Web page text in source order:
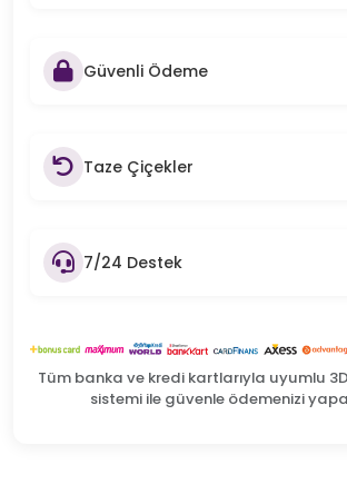
Güvenli Ödeme
Taze Çiçekler
7/24 Destek
Tüm banka ve kredi kartlarıyla uyumlu
sistemi ile güvenle ödemenizi